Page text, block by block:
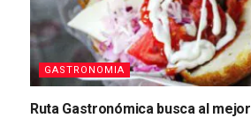
GASTRONOMIA
Ruta Gastronómica busca al mejor